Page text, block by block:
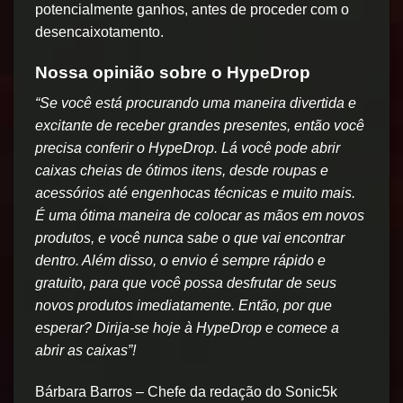
potencialmente ganhos, antes de proceder com o
desencaixotamento.
Nossa opinião sobre o HypeDrop
“Se você está procurando uma maneira divertida e
excitante de receber grandes presentes, então você
precisa conferir o HypeDrop. Lá você pode abrir
caixas cheias de ótimos itens, desde roupas e
acessórios até engenhocas técnicas e muito mais.
É uma ótima maneira de colocar as mãos em novos
produtos, e você nunca sabe o que vai encontrar
dentro. Além disso, o envio é sempre rápido e
gratuito, para que você possa desfrutar de seus
novos produtos imediatamente. Então, por que
esperar? Dirija-se hoje à HypeDrop e comece a
abrir as caixas”!
Bárbara Barros – Chefe da redação do Sonic5k